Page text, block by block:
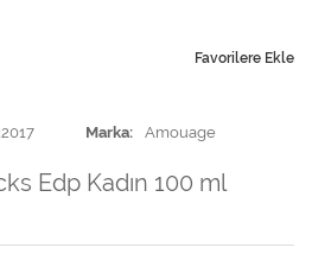
Favorilere Ekle
Marka Amouage
Edp Kadın 100 ml